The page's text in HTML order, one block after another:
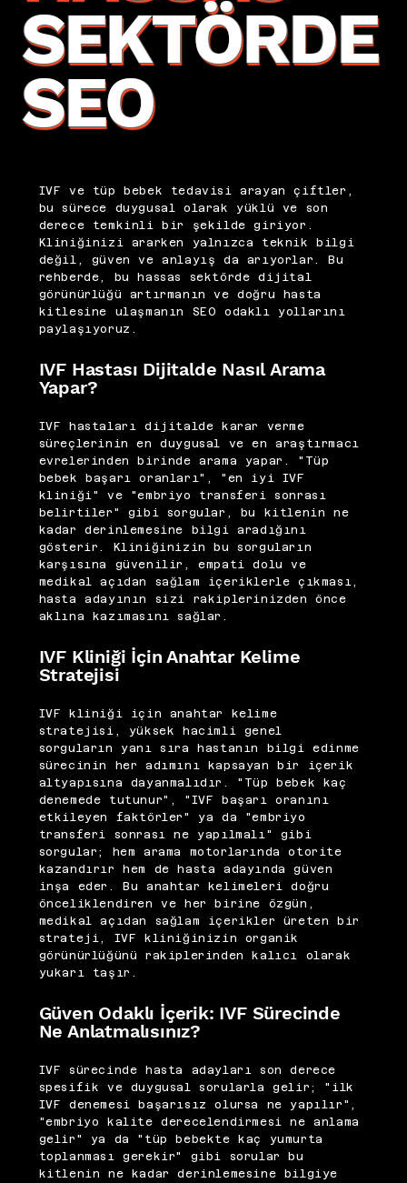
SEKTÖRDE
SEO
IVF ve tüp bebek tedavisi arayan çiftler,
bu sürece duygusal olarak yüklü ve son
derece temkinli bir şekilde giriyor.
Kliniğinizi ararken yalnızca teknik bilgi
değil, güven ve anlayış da arıyorlar. Bu
rehberde, bu hassas sektörde dijital
görünürlüğü artırmanın ve doğru hasta
kitlesine ulaşmanın SEO odaklı yollarını
paylaşıyoruz.
IVF Hastası Dijitalde Nasıl Arama
Yapar?
IVF hastaları dijitalde karar verme
süreçlerinin en duygusal ve en araştırmacı
evrelerinden birinde arama yapar. "Tüp
bebek başarı oranları", "en iyi IVF
kliniği" ve "embriyo transferi sonrası
belirtiler" gibi sorgular, bu kitlenin ne
kadar derinlemesine bilgi aradığını
gösterir. Kliniğinizin bu sorguların
karşısına güvenilir, empati dolu ve
medikal açıdan sağlam içeriklerle çıkması,
hasta adayının sizi rakiplerinizden önce
aklına kazımasını sağlar.
IVF Kliniği İçin Anahtar Kelime
Stratejisi
IVF kliniği için anahtar kelime
stratejisi, yüksek hacimli genel
sorguların yanı sıra hastanın bilgi edinme
sürecinin her adımını kapsayan bir içerik
altyapısına dayanmalıdır. "Tüp bebek kaç
denemede tutunur", "IVF başarı oranını
etkileyen faktörler" ya da "embriyo
transferi sonrası ne yapılmalı" gibi
sorgular; hem arama motorlarında otorite
kazandırır hem de hasta adayında güven
inşa eder. Bu anahtar kelimeleri doğru
önceliklendiren ve her birine özgün,
medikal açıdan sağlam içerikler üreten bir
strateji, IVF kliniğinizin organik
görünürlüğünü rakiplerinden kalıcı olarak
yukarı taşır.
Güven Odaklı İçerik: IVF Sürecinde
Ne Anlatmalısınız?
IVF sürecinde hasta adayları son derece
spesifik ve duygusal sorularla gelir; "ilk
IVF denemesi başarısız olursa ne yapılır",
"embriyo kalite derecelendirmesi ne anlama
gelir" ya da "tüp bebekte kaç yumurta
toplanması gerekir" gibi sorular bu
kitlenin ne kadar derinlemesine bilgiye